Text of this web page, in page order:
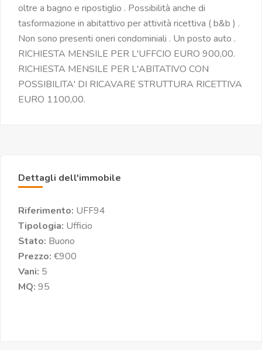
oltre a bagno e ripostiglio . Possibilità anche di
tasformazione in abitattivo per attività ricettiva ( b&b ) .
Non sono presenti oneri condominiali . Un posto auto .
RICHIESTA MENSILE PER L'UFFCIO EURO 900,00.
RICHIESTA MENSILE PER L'ABITATIVO CON
POSSIBILITA' DI RICAVARE STRUTTURA RICETTIVA
EURO 1100,00.
Dettagli dell'immobile
Riferimento: UFF94
Tipologia: Ufficio
Stato: Buono
Prezzo: €900
Vani: 5
MQ: 95